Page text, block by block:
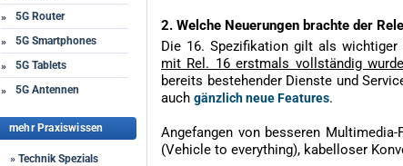
»
5G Router
»
5G Smartphones
»
5G Tablets
»
5G Antennen
mehr Praxiswissen
» Technik Spezials
2. Welche Neuerungen brachte der
Die 16. Spezifikation gilt als
mit Rel. 16 erstmals vollständig wurde
bereits bestehender Dienste und
auch gänzlich neue Features.
Angefangen von besseren Multimedia-
(Vehicle to everything), kabelloser